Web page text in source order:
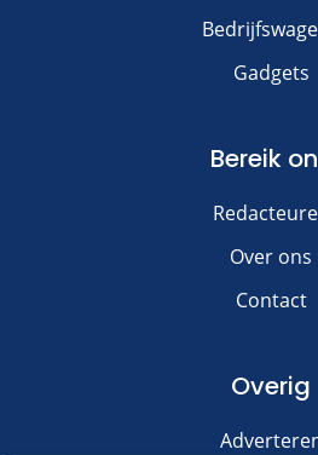
Gadgets
Bereik
Over ons
Contact
Overig